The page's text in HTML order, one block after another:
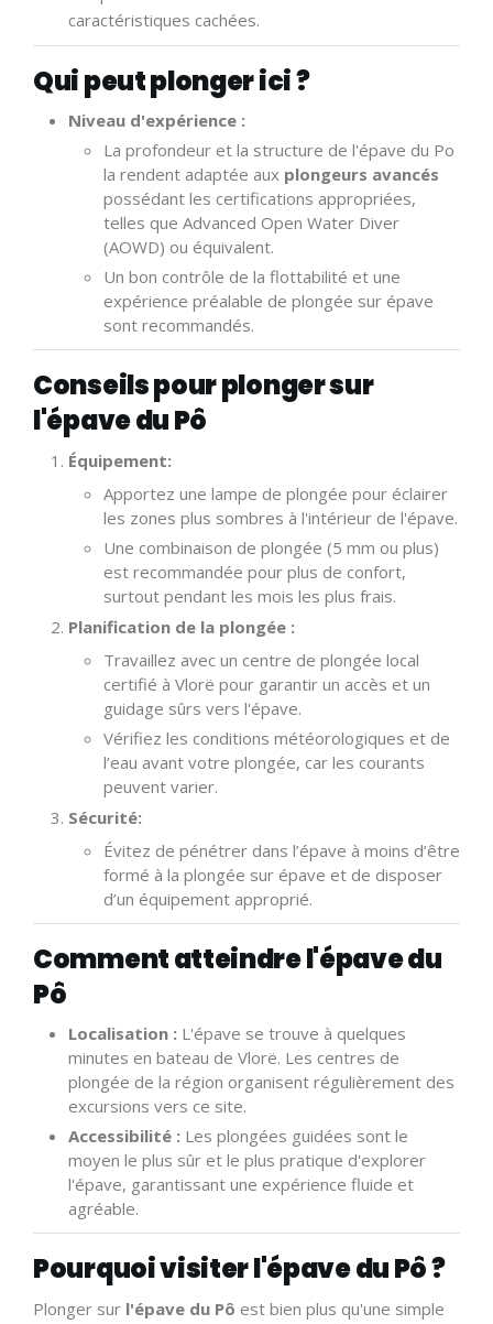
caractéristiques cachées.
Qui peut plonger ici ?
Niveau d'expérience :
La profondeur et la structure de l'épave du Po
la rendent adaptée aux plongeurs avancés
possédant les certifications appropriées,
telles que Advanced Open Water Diver
(AOWD) ou équivalent.
Un bon contrôle de la flottabilité et une
expérience préalable de plongée sur épave
sont recommandés.
Conseils pour plonger sur
l'épave du Pô
Équipement:
Apportez une lampe de plongée pour éclairer
les zones plus sombres à l'intérieur de l'épave.
Une combinaison de plongée (5 mm ou plus)
est recommandée pour plus de confort,
surtout pendant les mois les plus frais.
Planification de la plongée :
Travaillez avec un centre de plongée local
certifié à Vlorë pour garantir un accès et un
guidage sûrs vers l'épave.
Vérifiez les conditions météorologiques et de
l’eau avant votre plongée, car les courants
peuvent varier.
Sécurité:
Évitez de pénétrer dans l’épave à moins d’être
formé à la plongée sur épave et de disposer
d’un équipement approprié.
Comment atteindre l'épave du
Pô
Localisation : L'épave se trouve à quelques
minutes en bateau de Vlorë. Les centres de
plongée de la région organisent régulièrement des
excursions vers ce site.
Accessibilité : Les plongées guidées sont le
moyen le plus sûr et le plus pratique d'explorer
l'épave, garantissant une expérience fluide et
agréable.
Pourquoi visiter l'épave du Pô ?
Plonger sur l'épave du Pô est bien plus qu'une simple